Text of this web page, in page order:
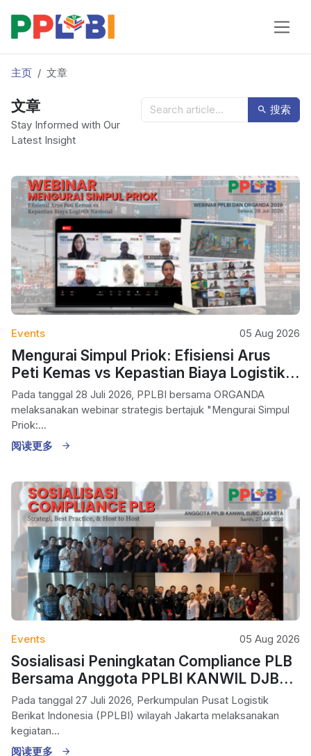
主页 文章
文章
Stay Informed with Our
Latest Insight
搜索
Events 05 Aug 2026
Mengurai Simpul Priok: Efisiensi Arus
Peti Kemas vs Kepastian Biaya Logistik
Nasional
Pada tanggal 28 Juli 2026, PPLBI bersama ORGANDA
melaksanakan webinar strategis bertajuk "Mengurai Simpul
Priok:...
阅读更多
Events 05 Aug 2026
Sosialisasi Peningkatan Compliance PLB
Bersama Anggota PPLBI KANWIL DJBC
Jakarta
Pada tanggal 27 Juli 2026, Perkumpulan Pusat Logistik
Berikat Indonesia (PPLBI) wilayah Jakarta melaksanakan
kegiatan...
阅读更多